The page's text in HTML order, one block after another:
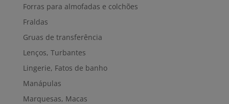
Forras para almofadas e colchões
Fraldas
Gruas de transferência
Lenços, Turbantes
Lingerie, Fatos de banho
Manápulas
Marquesas, Macas